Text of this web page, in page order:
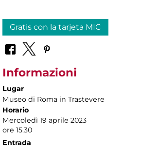
Gratis con la tarjeta MIC
Informazioni
Lugar
Museo di Roma in Trastevere
Horario
Mercoledì 19 aprile 2023
ore 15.30
Entrada